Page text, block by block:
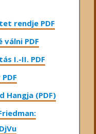
rendje PDF
válni PDF
I.-II. PDF
Hangja (PDF)